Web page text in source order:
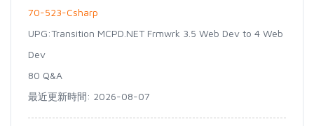
70-523-Csharp
UPG:Transition MCPD.NET Frmwrk 3.5 Web Dev to 4 Web
Dev
80 Q&A
最近更新時間: 2026-08-07